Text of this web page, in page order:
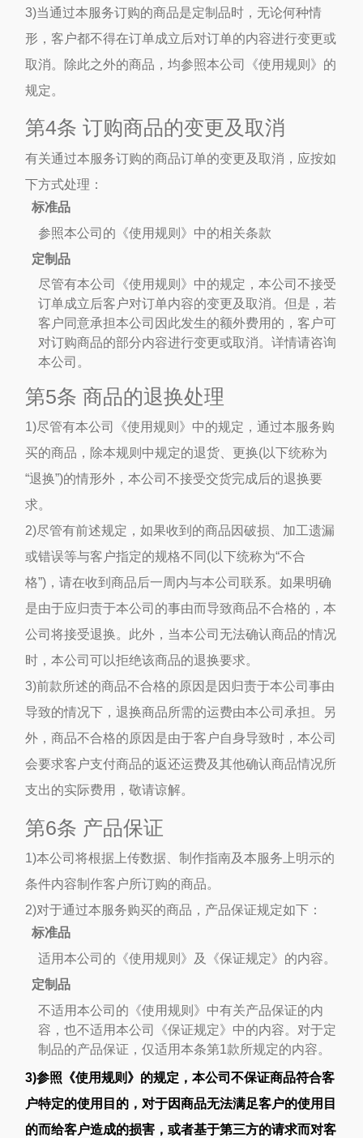
3)当通过本服务订购的商品是定制品时，无论何种情
形，客户都不得在订单成立后对订单的内容进行变更或
取消。除此之外的商品，均参照本公司《使用规则》的
规定。
第4条 订购商品的变更及取消
有关通过本服务订购的商品订单的变更及取消，应按如
下方式处理：
标准品
参照本公司的《使用规则》中的相关条款
定制品
尽管有本公司《使用规则》中的规定，本公司不接受
订单成立后客户对订单内容的变更及取消。但是，若
客户同意承担本公司因此发生的额外费用的，客户可
对订购商品的部分内容进行变更或取消。详情请咨询
本公司。
第5条 商品的退换处理
1)尽管有本公司《使用规则》中的规定，通过本服务购
买的商品，除本规则中规定的退货、更换(以下统称为
“退换”)的情形外，本公司不接受交货完成后的退换要
求。
2)尽管有前述规定，如果收到的商品因破损、加工遗漏
或错误等与客户指定的规格不同(以下统称为“不合
格”)，请在收到商品后一周内与本公司联系。如果明确
是由于应归责于本公司的事由而导致商品不合格的，本
公司将接受退换。此外，当本公司无法确认商品的情况
时，本公司可以拒绝该商品的退换要求。
3)前款所述的商品不合格的原因是因归责于本公司事由
导致的情况下，退换商品所需的运费由本公司承担。另
外，商品不合格的原因是由于客户自身导致时，本公司
会要求客户支付商品的返还运费及其他确认商品情况所
支出的实际费用，敬请谅解。
第6条 产品保证
1)本公司将根据上传数据、制作指南及本服务上明示的
条件内容制作客户所订购的商品。
2)对于通过本服务购买的商品，产品保证规定如下：
标准品
适用本公司的《使用规则》及《保证规定》的内容。
定制品
不适用本公司的《使用规则》中有关产品保证的内
容，也不适用本公司《保证规定》中的内容。对于定
制品的产品保证，仅适用本条第1款所规定的内容。
3)参照《使用规则》的规定，本公司不保证商品符合客
户特定的使用目的，对于因商品无法满足客户的使用目
的而给客户造成的损害，或者基于第三方的请求而对客